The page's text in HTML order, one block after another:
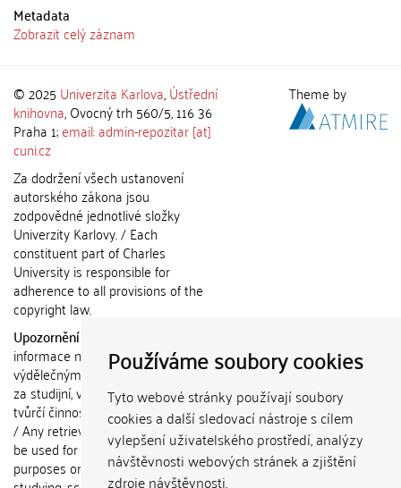
Používáme soubory cookies
Tyto webové stránky používají soubory
cookies a další sledovací nástroje s cílem
vylepšení uživatelského prostředí, analýzy
návštěvnosti webových stránek a zjištění
zdroje návštěvnosti.
Metadata
Zobrazit celý záznam
© 2025 Univerzita Karlova,Ústřední
knihovna, Ovocný trh 560/5, 116 36
Praha 1;email: admin-repozitar [at]
cuni.cz
Za dodržení všech ustanovení
autorského zákona jsou
zodpovědné jednotlivé složky
Univerzity Karlovy. / Each
constituent part of Charles
University is responsible for
adherence to all provisions of the
copyright law.
Upozornění / Notice:
informace nemohou být použity k
výdělečným účelům nebo vydávány
za studijní, vědeckou nebo jinou
tvůrčí činnost jiné osoby než autora.
/ Any retrieved information shall not
be used for any commercial
purposes or claimed as results of
Theme by